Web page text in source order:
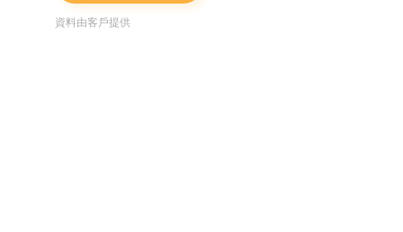
資料由客戶提供